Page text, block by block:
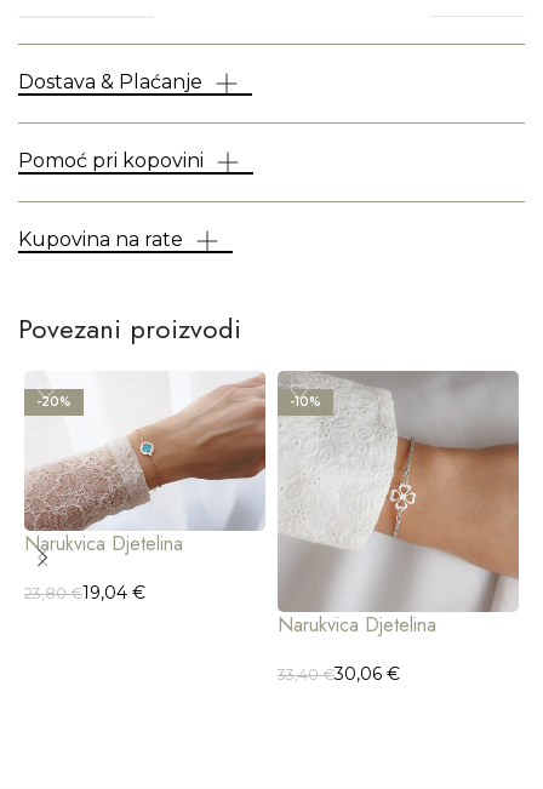
Dostava & Plaćanje
Pomoć pri kopovini
Kupovina na rate
Povezani proizvodi
-20%
Narukvica Djetelina
23,80€19,04 €
-10%
Narukvica Djetelina
33,40€30,06 €